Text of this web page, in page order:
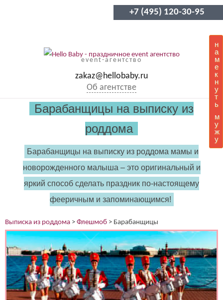
+7 (495) 120-30-95
event-агентство
zakaz@hellobaby.ru
Об агентстве
н
а
м
е
к
н
у
т
ь
м
у
ж
у
Барабанщицы на выписку из
роддома
Барабанщицы на выписку из роддома мамы и
новорожденного малыша – это оригинальный и
яркий способ сделать праздник по-настоящему
фееричным и запоминающимся!
Выписка из роддома > Флешмоб > Барабанщицы